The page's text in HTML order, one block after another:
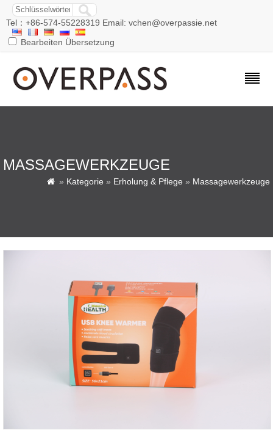
Tel：+86-574-55228319 Email: vchen@overpassie.net
Bearbeiten Übersetzung
MASSAGEWERKZEUGE
 » Kategorie » Erholung & Pflege » Massagewerkzeuge